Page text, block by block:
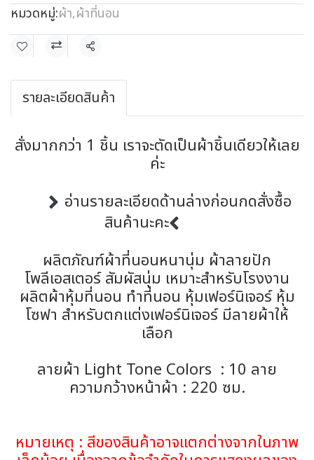
หมวดหมู่:ผ้า,ผ้าที่นอน
แชร์
รายละเอียดสินค้า
สั่งมากกว่า 1 ชิ้น เราจะตัดเป็นผ้าชิ้นเดียวให้เลย
ค่ะ
อ่านรายละเอียดด้านล่างก่อนกดสั่งซื้อ
สินค้านะคะ
ผลิตภัณฑ์ผ้าที่นอนหนานุ่ม ผ้าลายปัก
โพลีเอสเตอร์ สัมผัสนุ่ม เหมาะสำหรับโรงงาน
ผลิตผ้าหุ้มที่นอน ทำที่นอน หุ้มเฟอร์นิเจอร์ หุ้ม
โซฟา สำหรับตกแต่งเฟอร์นิเจอร์ มีลายผ้าให้
เลือก
ลายผ้า Light Tone Colors : 10 ลาย
ความกว้างหน้าผ้า : 220 ซม.
หมายเหตุ : สีของสินค้าอาจแตกต่างจากในภาพ